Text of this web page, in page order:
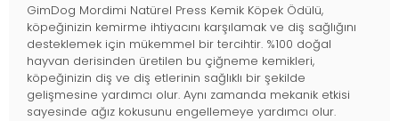
GimDog Mordimi Natürel Press Kemik Köpek Ödülü,
köpeğinizin kemirme ihtiyacını karşılamak ve diş sağlığını
desteklemek için mükemmel bir tercihtir. %100 doğal
hayvan derisinden üretilen bu çiğneme kemikleri,
köpeğinizin diş ve diş etlerinin sağlıklı bir şekilde
gelişmesine yardımcı olur. Aynı zamanda mekanik etkisi
sayesinde ağız kokusunu engellemeye yardımcı olur.